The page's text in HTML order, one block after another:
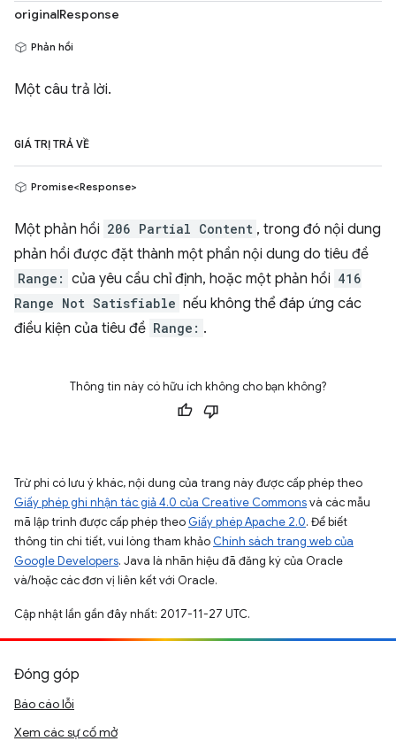
originalResponse
Phản hồi
Một câu trả lời.
GIÁ TRỊ TRẢ VỀ
Promise<Response>
Một phản hồi 206 Partial Content , trong đó nội dung
phản hồi được đặt thành một phần nội dung do tiêu đề
Range: của yêu cầu chỉ định, hoặc một phản hồi 416
Range Not Satisfiable nếu không thể đáp ứng các
điều kiện của tiêu đề Range: .
Thông tin này có hữu ích không cho bạn không?
Trừ phi có lưu ý khác, nội dung của trang này được cấp phép theo
Giấy phép ghi nhận tác giả 4.0 của Creative Commonsvà các mẫu
mã lập trình được cấp phép theo Giấy phép Apache 2.0. Để biết
thông tin chi tiết, vui lòng tham khảo Chính sách trang web của
Google Developers. Java là nhãn hiệu đã đăng ký của Oracle
và/hoặc các đơn vị liên kết với Oracle.
Cập nhật lần gần đây nhất: 2017-11-27 UTC.
Đóng góp
Báo cáo lỗi
Xem các sự cố mở